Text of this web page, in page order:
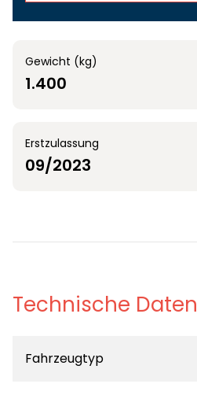
Gewicht (kg)
1.400
Erstzulassung
09/2023
Technische Daten
Fahrzeugtyp